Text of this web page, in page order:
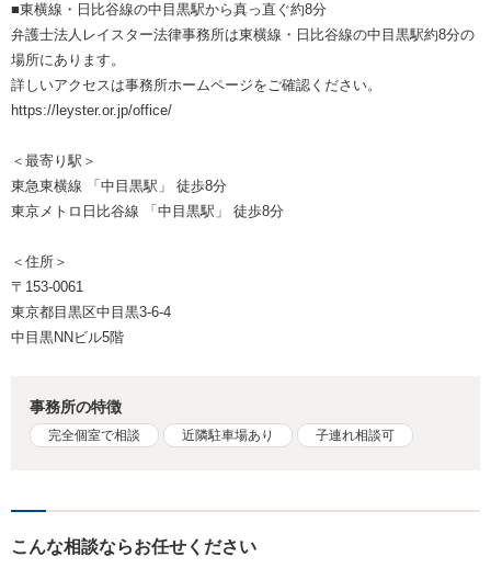
■東横線・日比谷線の中目黒駅から真っ直ぐ約8分
弁護士法人レイスター法律事務所は東横線・日比谷線の中目黒駅約8分の
場所にあります。
詳しいアクセスは事務所ホームページをご確認ください。
https://leyster.or.jp/office/
＜最寄り駅＞
東急東横線 「中目黒駅」 徒歩8分
東京メトロ日比谷線 「中目黒駅」 徒歩8分
＜住所＞
〒153-0061
東京都目黒区中目黒3-6-4
中目黒NNビル5階
事務所の特徴
完全個室で相談 近隣駐車場あり 子連れ相談可
こんな相談ならお任せください